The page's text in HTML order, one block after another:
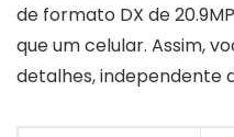
de formato DX de
que um celular. Assim,
detalhes, independente